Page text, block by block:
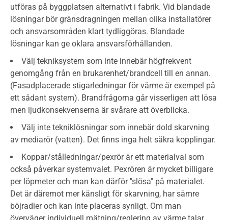
utföras på byggplatsen alternativt i fabrik. Vid blandade
lösningar bör gränsdragningen mellan olika installatörer
och ansvarsområden klart tydliggöras. Blandade
lösningar kan ge oklara ansvarsförhållanden.
Välj tekniksystem som inte innebär högfrekvent
genomgång från en brukarenhet/brandcell till en annan.
(Fasadplacerade stigarledningar för värme är exempel på
ett sådant system). Brandfrågorna går visserligen att lösa
men ljudkonsekvenserna är svårare att överblicka.
Välj inte tekniklösningar som innebär dold skarvning
av mediarör (vatten). Det finns inga helt säkra kopplingar.
Koppar/stålledningar/pexrör är ett materialval som
också påverkar systemvalet. Pexrören är mycket billigare
per löpmeter och man kan därför "slösa" på materialet.
Det är däremot mer känsligt för skarvning, har sämre
böjradier och kan inte placeras synligt. Om man